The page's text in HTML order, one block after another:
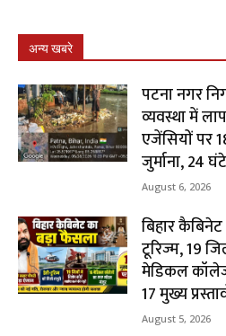
अन्य खबरे
पटना नगर
व्यवस्था में
एजेंसियों पर
जुर्माना, 24
August 6, 2026
बिहार
टूरिज्म, 19
मेडिकल
17 मुख्य
August 5, 2026